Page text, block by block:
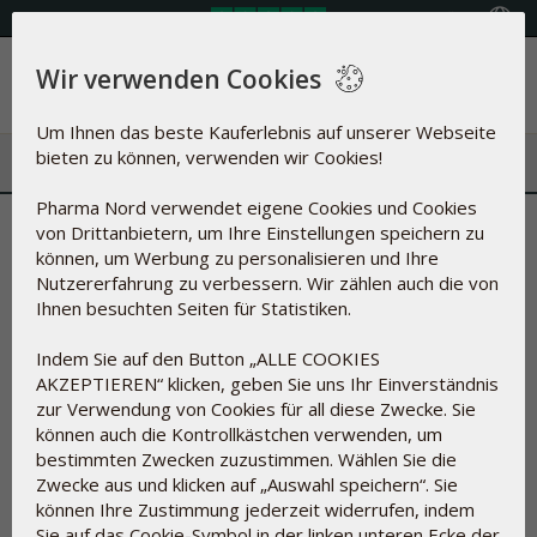
Menü
Kaliumsorbat |
Konservierungsmittel und
Feuchtigkeitsspender
Kaliumsorbat (E-202) ist ein Konservierungsmittel in Form
eines weißen kristallinen Pulvers oder Granulats, das das
Wachstum von Hefe- und Schimmelpilzen und in geringerem
Maße auch von Bakterien hemmt, aber für den Menschen
ungiftig ist. Es wird daher häufig zur Konservierung einer
breiten Palette von Lebensmitteln, Medikamenten und
Kosmetika verwendet.
Wir verwenden Cookies
Um Ihnen das beste Kauferlebnis auf unserer Webseite
bieten zu können, verwenden wir Cookies!
Pharma Nord verwendet eigene Cookies und Cookies
von Drittanbietern, um Ihre Einstellungen speichern zu
können, um Werbung zu personalisieren und Ihre
Nutzererfahrung zu verbessern. Wir zählen auch die von
Ihnen besuchten Seiten für Statistiken.
Indem Sie auf den Button „ALLE COOKIES
AKZEPTIEREN“ klicken, geben Sie uns Ihr Einverständnis
zur Verwendung von Cookies für all diese Zwecke. Sie
können auch die Kontrollkästchen verwenden, um
bestimmten Zwecken zuzustimmen. Wählen Sie die
Zwecke aus und klicken auf „Auswahl speichern“. Sie
können Ihre Zustimmung jederzeit widerrufen, indem